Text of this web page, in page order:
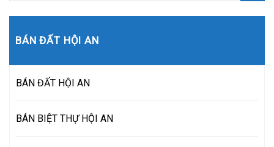
BÁN ĐẤT HỘI AN
BÁN ĐẤT HỘI AN
BÁN BIỆT THỰ HỘI AN